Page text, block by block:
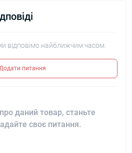
відповімо найближчим часом.
питання
даний товар, станьте
своє питання.